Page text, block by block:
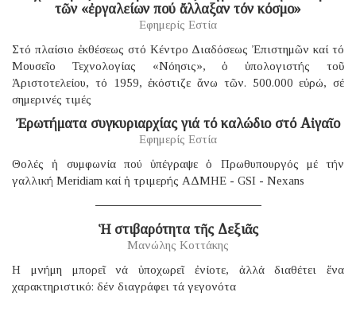
τῶν «ἐργαλείων πού ἄλλαξαν τόν κόσμο»
Εφημερίς Εστία
Στό πλαίσιο ἐκθέσεως στό Κέντρο Διαδόσεως Ἐπιστημῶν καί τό
Μουσεῖο Τεχνολογίας «Νόησις», ὁ ὑπολογιστής τοῦ
Ἀριστοτελείου, τό 1959, ἐκόστιζε ἄνω τῶν. 500.000 εὐρώ, σέ
σημερινές τιμές
Ἐρωτήματα συγκυριαρχίας γιά τό καλώδιο στό Αἰγαῖο
Εφημερίς Εστία
Θολές ἡ συμφωνία πού ὑπέγραψε ὁ Πρωθυπουργός μέ τήν
γαλλική Μeridiam καί ἡ τριμερής ΑΔΜΗΕ - GSI - Nexans
Ἡ στιβαρότητα τῆς Δεξιᾶς
Μανώλης Κοττάκης
H μνήμη μπορεῖ νά ὑποχωρεῖ ἐνίοτε, ἀλλά διαθέτει ἕνα
χαρακτηριστικό: δέν διαγράφει τά γεγονότα